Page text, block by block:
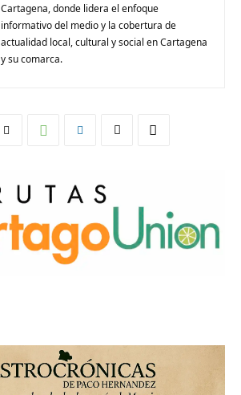
Cartagena, donde lidera el enfoque
informativo del medio y la cobertura de
actualidad local, cultural y social en Cartagena
y su comarca.